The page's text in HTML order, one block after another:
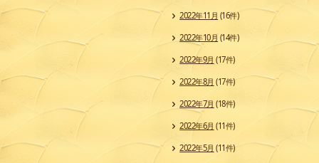
2022年11月 (16件)
2022年10月 (14件)
2022年9月 (17件)
2022年8月 (17件)
2022年7月 (18件)
2022年6月 (11件)
2022年5月 (11件)